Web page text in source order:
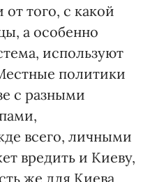
от того, с какой
а особенно
используют
политики
с разными
всего, личными
вредить и Киеву,
же для Киева